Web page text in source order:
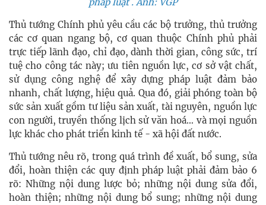
pháp luật . Ảnh: VGP
Thủ tướng Chính phủ yêu cầu các bộ trưởng, thủ trưởng
các cơ quan ngang bộ, cơ quan thuộc Chính phủ phải
trực tiếp lãnh đạo, chỉ đạo, dành thời gian, công sức, trí
tuệ cho công tác này; ưu tiên nguồn lực, cơ sở vật chất,
sử dụng công nghệ để xây dựng pháp luật đảm bảo
nhanh, chất lượng, hiệu quả. Qua đó, giải phóng toàn bộ
sức sản xuất gồm tư liệu sản xuất, tài nguyên, nguồn lực
con người, truyền thống lịch sử văn hoá… và mọi nguồn
lực khác cho phát triển kinh tế - xã hội đất nước.
Thủ tướng nêu rõ, trong quá trình đề xuất, bổ sung, sửa
đổi, hoàn thiện các quy định pháp luật phải đảm bảo 6
rõ: Những nội dung lược bỏ; những nội dung sửa đổi,
hoàn thiện; những nội dung bổ sung; những nội dung